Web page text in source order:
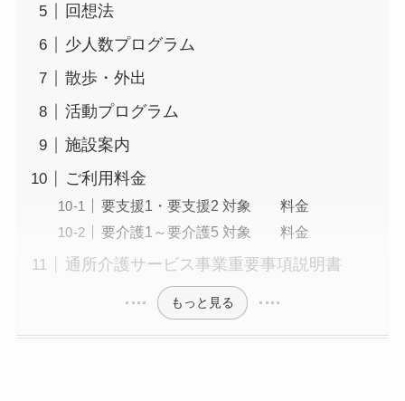
回想法
少人数プログラム
散歩・外出
活動プログラム
施設案内
ご利用料金
要支援1・要支援2 対象 料金
要介護1～要介護5 対象 料金
通所介護サービス事業重要事項説明書
もっと見る